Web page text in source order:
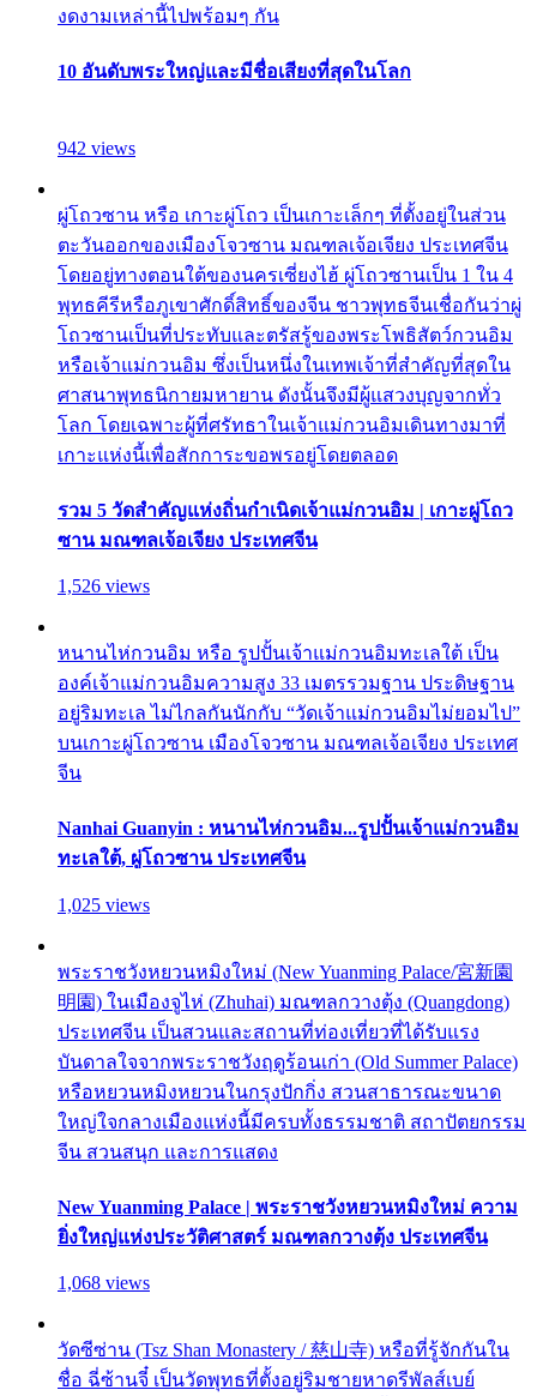
งดงามเหล่านี้ไปพร้อมๆ กัน
10 อันดับพระใหญ่และมีชื่อเสียงที่สุดในโลก
942 views
ผู่โถวซาน หรือ เกาะผู่โถว เป็นเกาะเล็กๆ ที่ตั้งอยู่ในส่วน
ตะวันออกของเมืองโจวซาน มณฑลเจ้อเจียง ประเทศจีน
โดยอยู่ทางตอนใต้ของนครเซี่ยงไฮ้ ผู่โถวซานเป็น 1 ใน 4
พุทธคีรีหรือภูเขาศักดิ์สิทธิ์ของจีน ชาวพุทธจีนเชื่อกันว่าผู่
โถวซานเป็นที่ประทับและตรัสรู้ของพระโพธิสัตว์กวนอิม
หรือเจ้าแม่กวนอิม ซึ่งเป็นหนึ่งในเทพเจ้าที่สำคัญที่สุดใน
ศาสนาพุทธนิกายมหายาน ดังนั้นจึงมีผู้แสวงบุญจากทั่ว
โลก โดยเฉพาะผู้ที่ศรัทธาในเจ้าแม่กวนอิมเดินทางมาที่
เกาะแห่งนี้เพื่อสักการะขอพรอยู่โดยตลอด
รวม 5 วัดสำคัญแห่งถิ่นกำเนิดเจ้าแม่กวนอิม | เกาะผู่โถว
ซาน มณฑลเจ้อเจียง ประเทศจีน
1,526 views
หนานไห่กวนอิม หรือ รูปปั้นเจ้าแม่กวนอิมทะเลใต้ เป็น
องค์เจ้าแม่กวนอิมความสูง 33 เมตรรวมฐาน ประดิษฐาน
อยู่ริมทะเล ไม่ไกลกันนักกับ “วัดเจ้าแม่กวนอิมไม่ยอมไป”
บนเกาะผู่โถวซาน เมืองโจวซาน มณฑลเจ้อเจียง ประเทศ
จีน
Nanhai Guanyin : หนานไห่กวนอิม...รูปปั้นเจ้าแม่กวนอิม
ทะเลใต้, ผู่โถวซาน ประเทศจีน
1,025 views
พระราชวังหยวนหมิงใหม่ (New Yuanming Palace/宮新園
明園) ในเมืองจูไห่ (Zhuhai) มณฑลกวางตุ้ง (Quangdong)
ประเทศจีน เป็นสวนและสถานที่ท่องเที่ยวที่ได้รับแรง
บันดาลใจจากพระราชวังฤดูร้อนเก่า (Old Summer Palace)
หรือหยวนหมิงหยวนในกรุงปักกิ่ง สวนสาธารณะขนาด
ใหญ่ใจกลางเมืองแห่งนี้มีครบทั้งธรรมชาติ สถาปัตยกรรม
จีน สวนสนุก และการแสดง
New Yuanming Palace | พระราชวังหยวนหมิงใหม่ ความ
ยิ่งใหญ่แห่งประวัติศาสตร์ มณฑลกวางตุ้ง ประเทศจีน
1,068 views
วัดซีซ่าน (Tsz Shan Monastery / 慈山寺) หรือที่รู้จักกันใน
ชื่อ ฉี่ซ้านจี๋ เป็นวัดพุทธที่ตั้งอยู่ริมชายหาดรีพัลส์เบย์